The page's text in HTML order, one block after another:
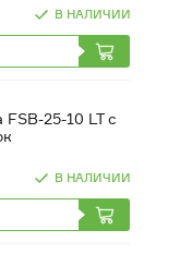
В НАЛИЧИИ
25-10 LT с
В НАЛИЧИИ